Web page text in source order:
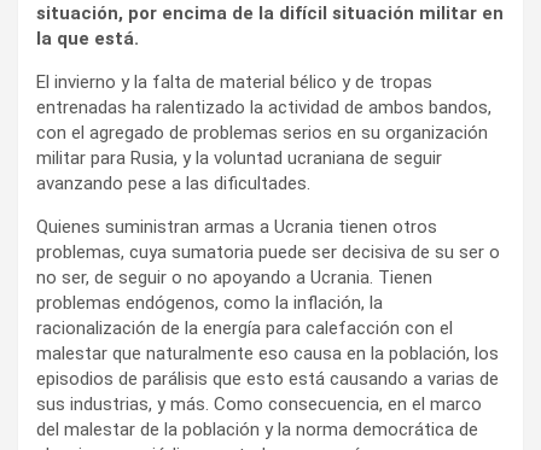
situación, por encima de la difícil situación militar en
la que está.
El invierno y la falta de material bélico y de tropas
entrenadas ha ralentizado la actividad de ambos bandos,
con el agregado de problemas serios en su organización
militar para Rusia, y la voluntad ucraniana de seguir
avanzando pese a las dificultades.
Quienes suministran armas a Ucrania tienen otros
problemas, cuya sumatoria puede ser decisiva de su ser o
no ser, de seguir o no apoyando a Ucrania. Tienen
problemas endógenos, como la inflación, la
racionalización de la energía para calefacción con el
malestar que naturalmente eso causa en la población, los
episodios de parálisis que esto está causando a varias de
sus industrias, y más. Como consecuencia, en el marco
del malestar de la población y la norma democrática de